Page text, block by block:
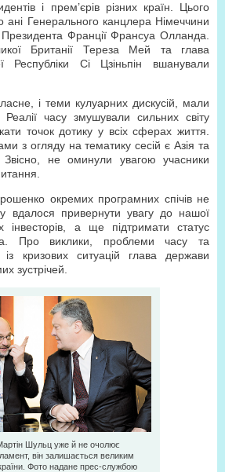
і прем’єрів різних країн. Цього
ані Генерального канцлера Німеччини
Франції Франсуа Олланда.
Британії Тереза Мей та глава
Республіки Сі Цзіньпін вшанували
і теми кулуарних дискусій, мали
Реалії часу змушували сильних світу
точок дотику у всіх сферах життя.
з огляду на тематику сесій є Азія та
не оминули увагою учасники
окремих програмних спічів не
привернути увагу до нашої
інвесторів, а ще підтримати статус
Про виклики, проблеми часу та
із кризових ситуацій глава держави
зустрічей.
Шульц уже й не очолює
він залишається великим
Фото надане прес-службою